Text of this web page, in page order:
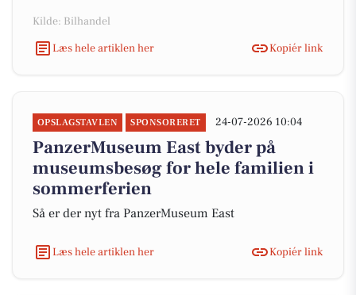
Kilde: Bilhandel
Læs hele artiklen her
Kopiér link
OPSLAGSTAVLEN SPONSORERET 24-07-2026 10:04
PanzerMuseum East byder på
museumsbesøg for hele familien i
sommerferien
Så er der nyt fra PanzerMuseum East
Læs hele artiklen her Kopiér link